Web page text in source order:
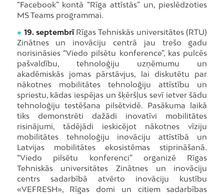
“Facebook” kontā “Rīga attīstās” un, pieslēdzoties
MS Teams programmai.
● 19. septembrīRīgas Tehniskās universitātes (RTU)
Zinātnes un inovāciju centrā jau trešo gadu
norisināsies “Viedo pilsētu konference”, kas pulcēs
pašvaldību, tehnoloģiju uzņēmumu un
akadēmiskās jomas pārstāvjus, lai diskutētu par
nākotnes mobilitātes tehnoloģiju attīstību un
spriestu, kādas iespējas un šķēršļus sevī ietver šādu
tehnoloģiju testēšana pilsētvidē. Pasākuma laikā
tiks demonstrēti dažādi inovatīvi mobilitātes
risinājumi, tādējādi ieskicējot nākotnes vīziju
mobilitātes tehnoloģiju inovāciju attīstībā un
Latvijas mobilitātes ekosistēmas stiprināšanā.
“Viedo pilsētu konferenci” organizē Rīgas
Tehniskās universitātes Zinātnes un inovāciju
centrs sadarbībā atvērto inovāciju kustību
«VEFRESH», Rīgas domi un citiem sadarbības